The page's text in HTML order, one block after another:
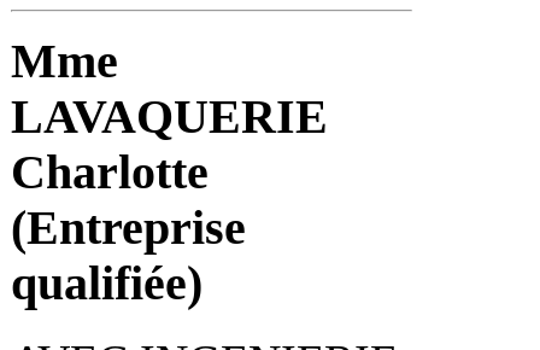
Mme
LAVAQUERIE
Charlotte
(Entreprise
qualifiée)